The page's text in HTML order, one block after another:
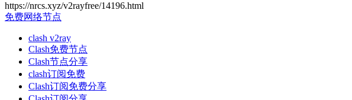
https://nrcs.xyz/v2rayfree/14196.html
免费网络节点
clash v2ray
Clash免费节点
Clash节点分享
clash订阅免费
Clash订阅免费分享